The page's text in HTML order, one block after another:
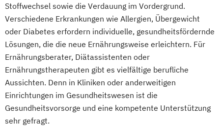
Heilpraktiker - Vorbereitung auf die
amtsärztliche Überprüfung
Ketogene Ernährung Kindersport Trainer
Krankheitsbilder im Gesundheitssport
Life Coach
Spiroergometrie im Gesundheitssport
Sportmentaltrainer Sporttherapeut
Stress- und Burnout-Coach
Wellness- und Spa-Management
Sportmedizin
Tierernährungsberater/in
Traumafachberater/-in
Stoffwechsel sowie die Verdauung im Vordergrund.
Verschiedene Erkrankungen wie Allergien, Übergewicht
oder Diabetes erfordern individuelle, gesundheitsfördernde
Lösungen, die die neue Ernährungsweise erleichtern. Für
Ernährungsberater, Diätassistenten oder
Ernährungstherapeuten gibt es vielfältige berufliche
Aussichten. Denn in Kliniken oder anderweitigen
Einrichtungen im Gesundheitswesen ist die
Gesundheitsvorsorge und eine kompetente Unterstützung
sehr gefragt.